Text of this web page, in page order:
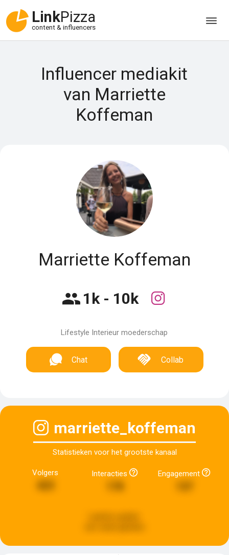
LinkPizza
content & influencers
Influencer mediakit
van Marriette
Koffeman
Marriette Koffeman
1k - 10k
Lifestyle Interieur moederschap
Chat Collab
marriette_koffeman
Statistieken voor het grootste kanaal
Volgers Interacties Engagement